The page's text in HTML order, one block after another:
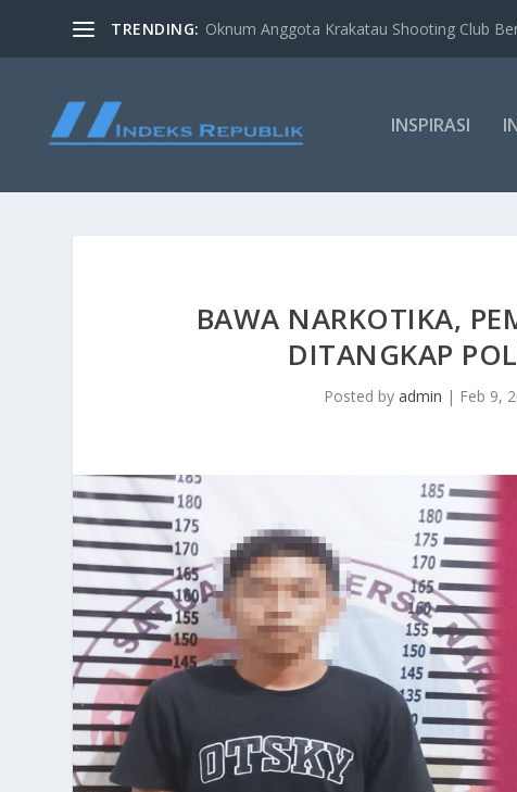
TRENDING: Oknum Anggota Krakatau Shooting Club
INSPIRASI
BAWA NARKOTIKA,
DITANGKAP
Posted byadmin | Feb 9,